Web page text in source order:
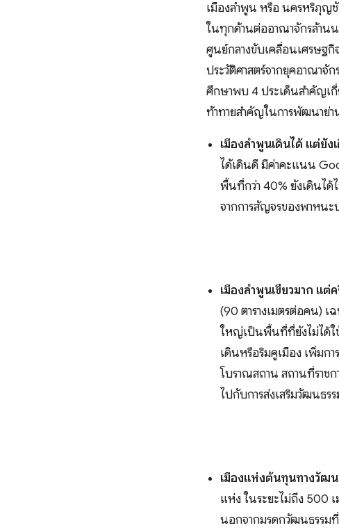
เมืองลำพูน หรือ นครหริภุญชั
ในทุกด้านต่ออาณาจักรล้าน
ศูนย์กลางขับเคลื่อนเศรษฐ
ประวัติศาสตร์จากยุคอาณาจั
ศึกษาพบ 4 ประเด็นสำคัญเกี่
ท้าทายสำคัญในการพัฒนาย่
เมืองลำพูนเดินได้ แต่ยั
ได้เดินดี มีค่าคะแนน
พื้นที่กว่า 40% ยังเดินได้
จากการสัญจรของพาหนะ
เมืองลำพูนเขียวมาก แต่
(90 ตารางเมตรต่อคน) เ
ใหญ่เป็นพื้นที่ที่ยังไม่ได้ใ
เดินหรือริมคูเมือง เพิ่มก
โบราณสถาน สถานที่ราช
ไปกับการส่งเสริมวัฒนธ
เมืองแห่งต้นทุนทางวัฒ
แห่ง ในระยะไม่ถึง 500
นอกจากมรดกวัฒนธรรม